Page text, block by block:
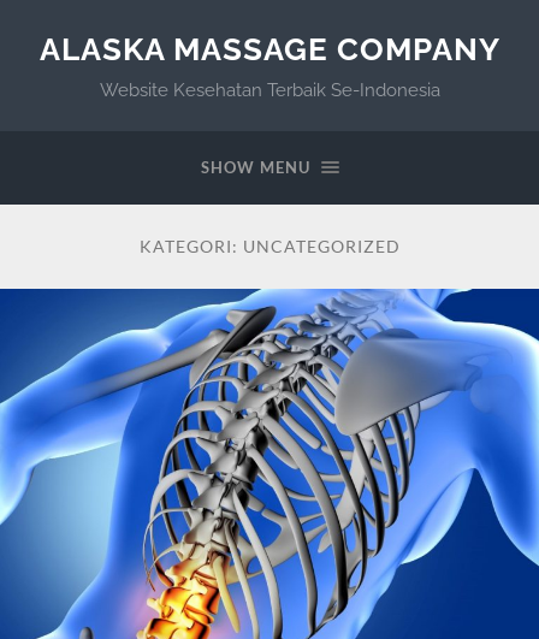
ALASKA MASSAGE COMPANY
Website Kesehatan Terbaik Se-Indonesia
SHOW MENU
KATEGORI: UNCATEGORIZED